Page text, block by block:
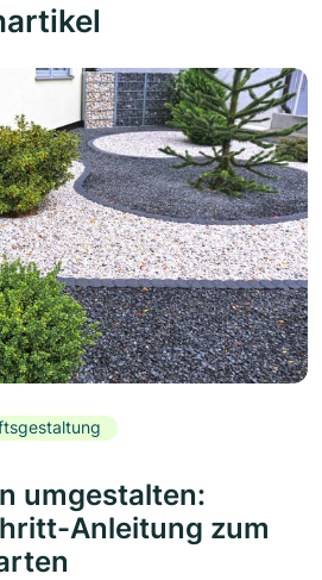
umgestalten:
Anleitung zum